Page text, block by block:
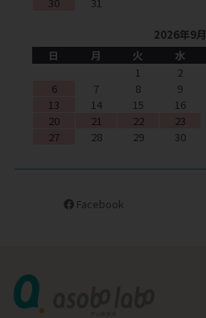
2026年9月
日
月 火 水
1
2
6
7 8 9
13
14 15 16
20
21 22 23
27
28 29 30
Facebook